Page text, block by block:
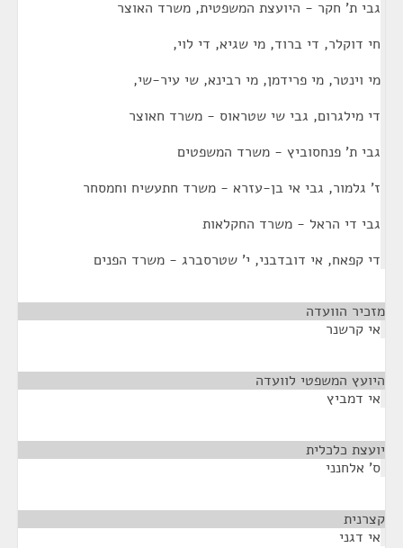
גבי ת' חקר - היועצת המשפטית, משרד האוצר
חי דוקלר, די ברוד, מי שגיא, די לוי,
מי וינטר, מי פרידמן, מי רבינא, שי עיר-שי,
די מילגרום, גבי שי שטראוס - משרד חאוצר
גבי ת' פנחסוביץ - משרד המשפטים
ז' גלמור, גבי אי בן-עזרא - משרד חתעשיח וחמסחר
גבי די הראל - משרד החקלאות
די קפאח, אי דובדבני, י' שטרסברג - משרד הפנים
מזכיר הוועדה
אי קרשנר
היועץ המשפטי לוועדה
אי דמביץ
יועצת כלכלית
ס' אלחנני
קצרנית
אי דגני